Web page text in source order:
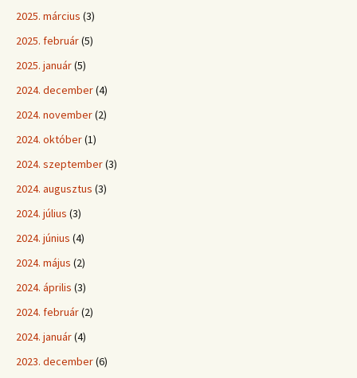
2025. március (3)
2025. február(5)
2025. január(5)
2024. december(4)
2024. november(2)
2024. október(1)
2024. szeptember(3)
2024. augusztus (3)
2024. július (3)
2024. június (4)
2024. május (2)
2024. április (3)
2024. február(2)
2024. január(4)
2023. december(6)